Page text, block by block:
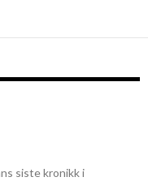
siste kronikk i